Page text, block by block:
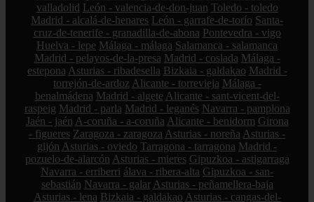
valladolid León - valencia-de-don-juan Toledo - toledo
Madrid - alcalá-de-henares León - garrafe-de-torío Santa-
cruz-de-tenerife - granadilla-de-abona Pontevedra - vigo
Huelva - lepe Málaga - málaga Salamanca - salamanca
Madrid - pelayos-de-la-presa Madrid - coslada Málaga -
estepona Asturias - ribadesella Bizkaia - galdakao Madrid -
torrejón-de-ardoz Alicante - torrevieja Málaga -
benalmádena Madrid - algete Alicante - sant-vicent-del-
raspeig Madrid - parla Madrid - leganés Navarra - pamplona
Jaén - jaén A-coruña - a-coruña Alicante - benidorm Girona
- figueres Zaragoza - zaragoza Asturias - noreña Asturias -
gijón Asturias - oviedo Tarragona - tarragona Madrid -
pozuelo-de-alarcón Asturias - mieres Gipuzkoa - astigarraga
Navarra - erriberri álava - ribera-alta Gipuzkoa - san-
sebastián Navarra - galar Asturias - peñamellera-baja
Asturias - lena Bizkaia - galdakao Asturias - cangas-del-